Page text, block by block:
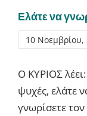
Ελάτε να
10 Νοεμβρίου,
Ο ΚΥΡΙΟΣ
ψυχές, ελάτε
γνωρίσετε